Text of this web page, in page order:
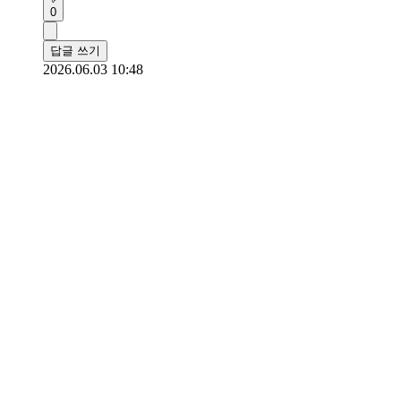
0
답글 쓰기
2026.06.03 10:48